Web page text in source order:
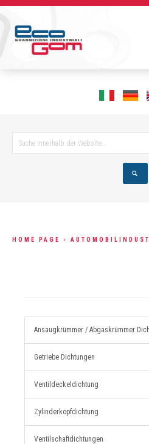
HOME PAGE »
Ansaugkrümmer / Abgaskrümmer
Getriebe Dichtungen
Ventildeckeldichtung
Zylinderkopfdichtung
Ventilschaftdichtungen